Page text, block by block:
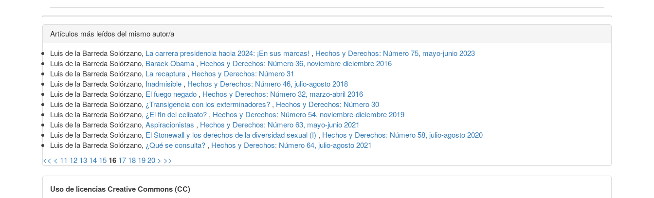
Detalles
del
artículo
Artículos más leídos del mismo autor/a
Luis de la Barreda Solórzano, La carrera presidencia hacia 2024: ¡En sus marcas! , Hechos y Derechos: Número 75, mayo-junio 2023
Luis de la Barreda Solórzano, Barack Obama , Hechos y Derechos: Número 36, noviembre-diciembre 2016
Luis de la Barreda Solórzano, La recaptura , Hechos y Derechos: Número 31
Luis de la Barreda Solórzano, Inadmisible , Hechos y Derechos: Número 46, julio-agosto 2018
Luis de la Barreda Solórzano, El fuego negado , Hechos y Derechos: Número 32, marzo-abril 2016
Luis de la Barreda Solórzano, ¿Transigencia con los exterminadores? , Hechos y Derechos: Número 30
Luis de la Barreda Solórzano, ¿El fin del celibato? , Hechos y Derechos: Número 54, noviembre-diciembre 2019
Luis de la Barreda Solórzano, Aspiracionistas , Hechos y Derechos: Número 63, mayo-junio 2021
Luis de la Barreda Solórzano, El Stonewall y los derechos de la diversidad sexual (I) , Hechos y Derechos: Número 58, julio-agosto 2020
Luis de la Barreda Solórzano, ¿Qué se consulta? , Hechos y Derechos: Número 64, julio-agosto 2021
<< < 11 12 13 14 15 16 17 18 1920 > >>
Uso de licencias Creative Commons (CC)